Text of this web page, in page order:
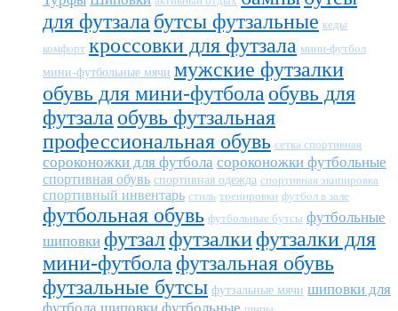
для футзала бутсы футзальные кеды
комфорт кроссовки для футзала мини-футбол
мини-футбольные мячи мужские футзалки
обувь для мини-футбола обувь для
футзала обувь футзальная
профессиональная обувь сетка спортивная
сороконожки для футбола сороконожки футбольные
спортивная обувь спортивная одежда спортивная экипировка
спортивный инвентарь стиль тренировки футбол в зале
футбольная обувь футбольные бутсы футбольные
шиповки футзалфутзалкифутзалки для
мини-футбола футзальная обувь
футзальные бутсы футзальные мячи шиповки для